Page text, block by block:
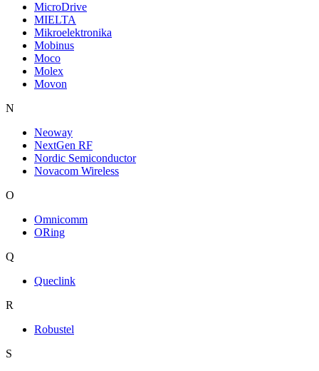
MicroDrive
MIELTA
Mikroelektronika
Mobinus
Moco
Molex
Movon
N
Neoway
NextGen RF
Nordic Semiconductor
Novacom Wireless
O
Omnicomm
ORing
Q
Queclink
R
Robustel
S